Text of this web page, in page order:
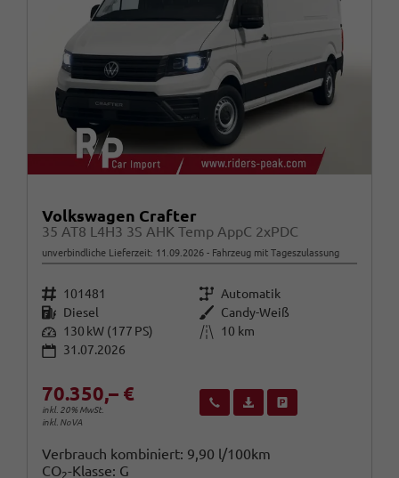
Volkswagen Crafter
35 AT8 L4H3 3S AHK Temp AppC 2xPDC
unverbindliche Lieferzeit: 11.09.2026 Fahrzeug mit Tageszulassung
Fahrzeugnr. 101481 Getriebe Automatik
Kraftstoff Diesel Außenfarbe
Candy-Weiß
Leistung 130 kW (177 PS) Kilometerstand
10 km
31.07.2026
70.350,– €
inkl. 20% MwSt.
inkl. NoVA
Wir rufen Sie anFahrzeugexposé (PDF)
Verbrauch kombiniert: 9,90 l/100km
CO2-Klasse: G